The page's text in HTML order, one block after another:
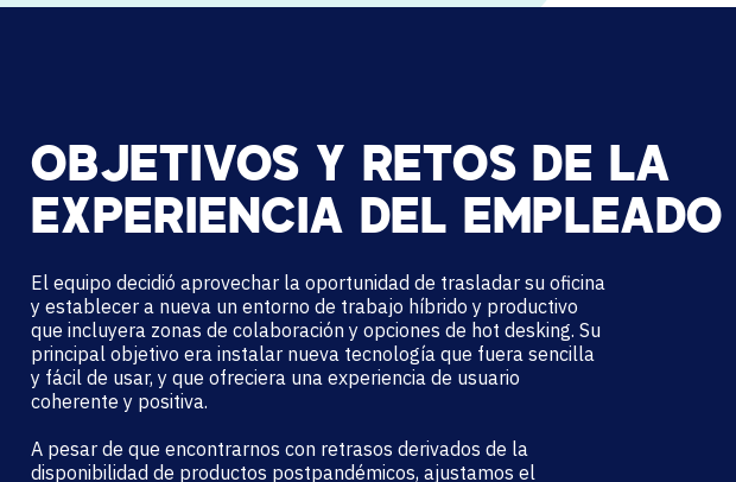
OBJETIVOS Y RETOS DE LA
EXPERIENCIA DEL EMPLEADO
El equipo decidió aprovechar la oportunidad de trasladar su oficina
y establecer a nueva un entorno de trabajo híbrido y productivo
que incluyera zonas de colaboración y opciones de hot desking. Su
principal objetivo era instalar nueva tecnología que fuera sencilla
y fácil de usar, y que ofreciera una experiencia de usuario
coherente y positiva.
A pesar de que encontrarnos con retrasos derivados de la
disponibilidad de productos postpandémicos, ajustamos el